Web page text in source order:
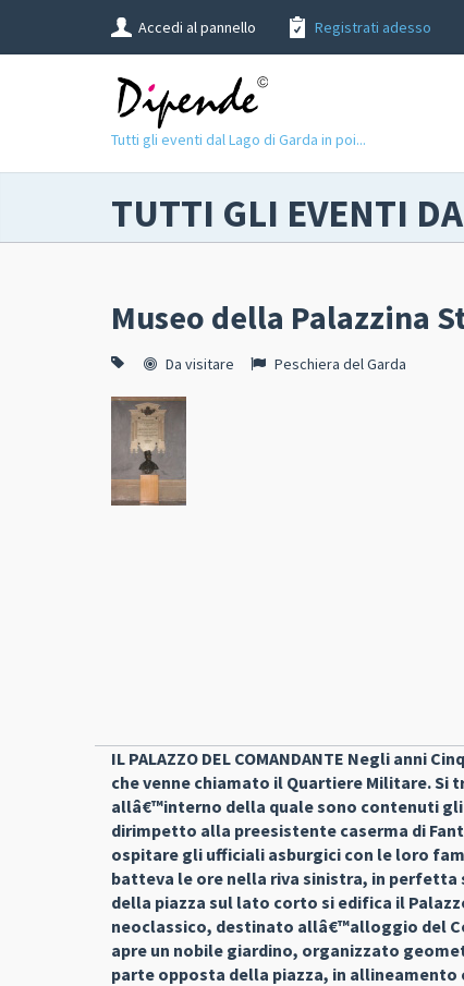
Accedi al pannello Registrati adesso
Tutti gli eventi dal Lago di Garda in poi...
TUTTI GLI EVENTI
Museo della Palazzina
Da visitare Peschiera del Garda
IL PALAZZO DEL COMANDANTE Negli
che venne chiamato il Quartiere Militare. Si
allâ€™interno della quale sono contenuti
dirimpetto alla preesistente caserma di
ospitare gli ufficiali asburgici con le loro
batteva le ore nella riva sinistra, in
della piazza sul lato corto si edifica il
neoclassico, destinato allâ€™alloggio del
apre un nobile giardino, organizzato
parte opposta della piazza, in allineamento